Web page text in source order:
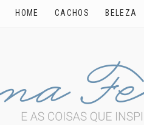
HOME CACHOS BELEZA